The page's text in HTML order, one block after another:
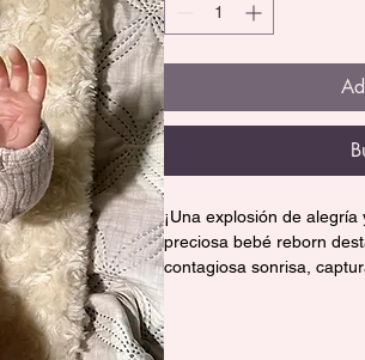
¡Una explosión de
preciosa bebé reborn
contagiosa sonrisa,